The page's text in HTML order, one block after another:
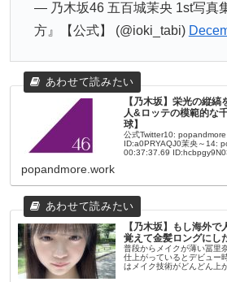
— 乃木坂46 五百城茉央 1st写真
方』【公式】 (@ioki_tabi)
【乃木坂】栄光の縦
人&ロッテの模範的な
球】
公式Twitter10:
ID:a0PRYAQJ0茉央～14:
00:37:37.69
popandmore.work
【乃木坂】もし海外
覚えて金髪ロングにし
普段からメイクが薄い冨里
仕上がっているとデビュー
はメイク技術がどんどん上